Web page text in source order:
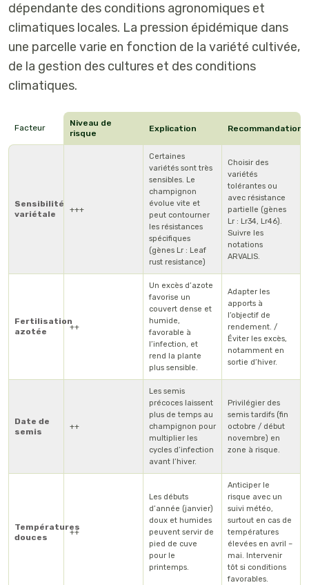
dépendante des conditions agronomiques et
climatiques locales. La pression épidémique dans
une parcelle varie en fonction de la variété cultivée,
de la gestion des cultures et des conditions
climatiques.
Facteur
Niveau de
risque
Explication Recommandations
Sensibilité
variétale
+++
Certaines
variétés sont très
sensibles. Le
champignon
évolue vite et
peut contourner
les résistances
spécifiques
(gènes Lr : Leaf
rust resistance)
Choisir des
variétés
tolérantes ou
avec résistance
partielle (gènes
Lr : Lr34, Lr46).
Suivre les
notations
ARVALIS.
Fertilisation
azotée
++
Un excès d’azote
favorise un
couvert dense et
humide,
favorable à
l’infection, et
rend la plante
plus sensible.
Adapter les
apports à
l’objectif de
rendement. /
Éviter les excès,
notamment en
sortie d’hiver.
Date de
semis
++
Les semis
précoces laissent
plus de temps au
champignon pour
multiplier les
cycles d’infection
avant l’hiver.
Privilégier des
semis tardifs (fin
octobre / début
novembre) en
zone à risque.
Températures
douces
++
Les débuts
d’année (janvier)
doux et humides
peuvent servir de
pied de cuve
pour le
printemps.
Anticiper le
risque avec un
suivi météo,
surtout en cas de
températures
élevées en avril –
mai. Intervenir
tôt si conditions
favorables.